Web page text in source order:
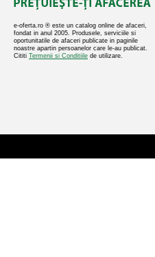
e-oferta.ro ® este un catalog online de afaceri,
fondat in anul 2005. Produsele, serviciile si
oportunitatile de afaceri publicate in paginile
noastre apartin persoanelor care le-au publicat.
Cititi Termenii si Conditiile de utilizare.